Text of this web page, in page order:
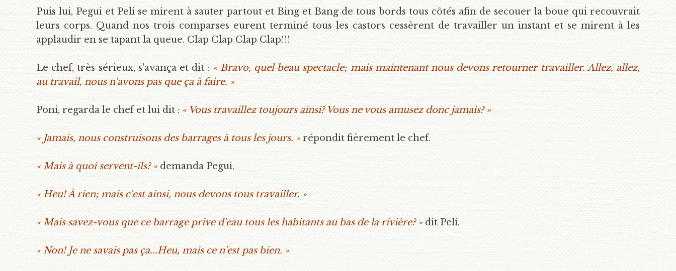
Puis lui, Pegui et Peli se mirent à sauter partout et Bing et Bang de tous bords tous côtés afin de secouer la boue qui recouvrait
leurs corps. Quand nos trois comparses eurent terminé tous les castors cessèrent de travailler un instant et se mirent à les
applaudir en se tapant la queue. Clap Clap Clap Clap!!!
Le chef, très sérieux, s'avança et dit : « Bravo, quel beau spectacle; mais maintenant nous devons retourner travailler. Allez, allez,
au travail, nous n'avons pas que ça à faire. »
Poni, regarda le chef et lui dit : « Vous travaillez toujours ainsi? Vous ne vous amusez donc jamais? »
« Jamais, nous construisons des barrages à tous les jours. » répondit fièrement le chef.
« Mais à quoi servent-ils? » demanda Pegui.
« Heu! À rien; mais c'est ainsi, nous devons tous travailler. »
« Mais savez-vous que ce barrage prive d'eau tous les habitants au bas de la rivière? » dit Peli.
« Non! Je ne savais pas ça...Heu, mais ce n'est pas bien. »